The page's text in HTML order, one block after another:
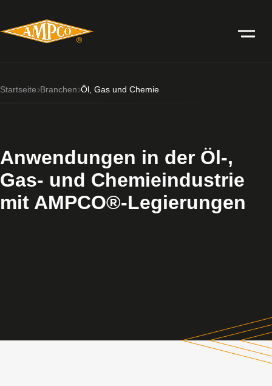
Startseite Branchen Öl, Gas und Chemie
Anwendungen in der Öl-,
Gas- und Chemieindustrie
mit AMPCO®-Legierungen